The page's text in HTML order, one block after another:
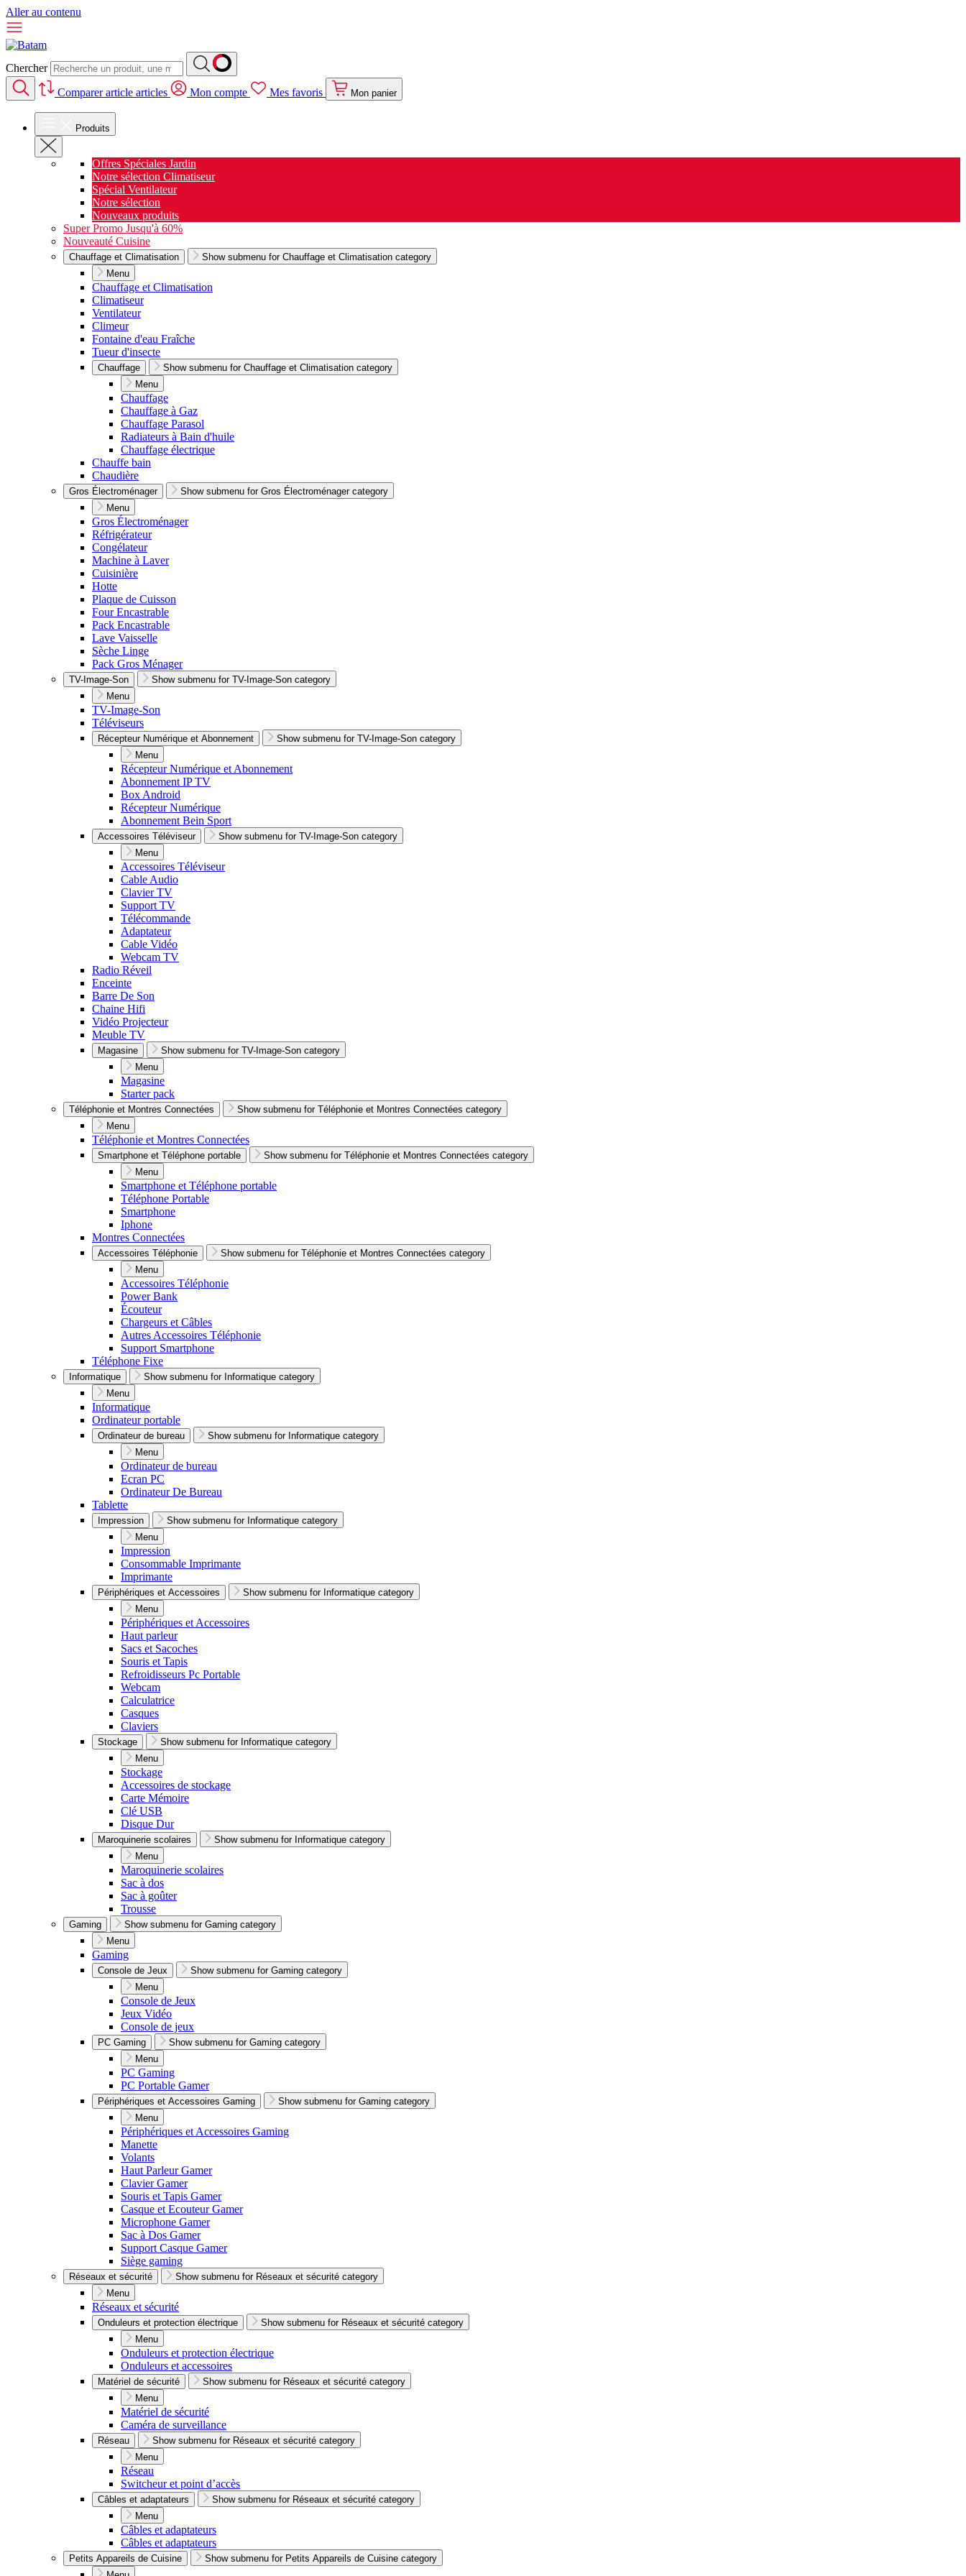
Aller au contenu
Chercher
Comparerarticle articles Mon compte Mes favoris Mon panier
Produits
Offres Spéciales Jardin
Notre sélection Climatiseur
Spécial Ventilateur
Notre sélection
Nouveaux produits
Super Promo Jusqu'à 60%
Nouveauté Cuisine
Chauffage et Climatisation
Show submenu for Chauffage et Climatisation category
Menu
Chauffage et Climatisation
Climatiseur
Ventilateur
Climeur
Fontaine d'eau Fraîche
Tueur d'insecte
Chauffage
Show submenu for Chauffage et Climatisation category
Menu
Chauffage
Chauffage à Gaz
Chauffage Parasol
Radiateurs à Bain d'huile
Chauffage électrique
Chauffe bain
Chaudière
Gros Électroménager
Show submenu for Gros Électroménager category
Menu
Gros Électroménager
Réfrigérateur
Congélateur
Machine à Laver
Cuisinière
Hotte
Plaque de Cuisson
Four Encastrable
Pack Encastrable
Lave Vaisselle
Sèche Linge
Pack Gros Ménager
TV-Image-Son
Show submenu for TV-Image-Son category
Menu
TV-Image-Son
Téléviseurs
Récepteur Numérique et Abonnement
Show submenu for TV-Image-Son category
Menu
Récepteur Numérique et Abonnement
Abonnement IP TV
Box Android
Récepteur Numérique
Abonnement Bein Sport
Accessoires Téléviseur
Show submenu for TV-Image-Son category
Menu
Accessoires Téléviseur
Cable Audio
Clavier TV
Support TV
Télécommande
Adaptateur
Cable Vidéo
Webcam TV
Radio Réveil
Enceinte
Barre De Son
Chaine Hifi
Vidéo Projecteur
Meuble TV
Magasine
Show submenu for TV-Image-Son category
Menu
Magasine
Starter pack
Téléphonie et Montres Connectées
Show submenu for Téléphonie et Montres Connectées category
Menu
Téléphonie et Montres Connectées
Smartphone et Téléphone portable
Show submenu for Téléphonie et Montres Connectées category
Menu
Smartphone et Téléphone portable
Téléphone Portable
Smartphone
Iphone
Montres Connectées
Accessoires Téléphonie
Show submenu for Téléphonie et Montres Connectées category
Menu
Accessoires Téléphonie
Power Bank
Écouteur
Chargeurs et Câbles
Autres Accessoires Téléphonie
Support Smartphone
Téléphone Fixe
Informatique
Show submenu for Informatique category
Menu
Informatique
Ordinateur portable
Ordinateur de bureau
Show submenu for Informatique category
Menu
Ordinateur de bureau
Ecran PC
Ordinateur De Bureau
Tablette
Impression
Show submenu for Informatique category
Menu
Impression
Consommable Imprimante
Imprimante
Périphériques et Accessoires
Show submenu for Informatique category
Menu
Périphériques et Accessoires
Haut parleur
Sacs et Sacoches
Souris et Tapis
Refroidisseurs Pc Portable
Webcam
Calculatrice
Casques
Claviers
Stockage
Show submenu for Informatique category
Menu
Stockage
Accessoires de stockage
Carte Mémoire
Clé USB
Disque Dur
Maroquinerie scolaires
Show submenu for Informatique category
Menu
Maroquinerie scolaires
Sac à dos
Sac à goûter
Trousse
Gaming
Show submenu for Gaming category
Menu
Gaming
Console de Jeux
Show submenu for Gaming category
Menu
Console de Jeux
Jeux Vidéo
Console de jeux
PC Gaming
Show submenu for Gaming category
Menu
PC Gaming
PC Portable Gamer
Périphériques et Accessoires Gaming
Show submenu for Gaming category
Menu
Périphériques et Accessoires Gaming
Manette
Volants
Haut Parleur Gamer
Clavier Gamer
Souris et Tapis Gamer
Casque et Ecouteur Gamer
Microphone Gamer
Sac à Dos Gamer
Support Casque Gamer
Siège gaming
Réseaux et sécurité
Show submenu for Réseaux et sécurité category
Menu
Réseaux et sécurité
Onduleurs et protection électrique
Show submenu for Réseaux et sécurité category
Menu
Onduleurs et protection électrique
Onduleurs et accessoires
Matériel de sécurité
Show submenu for Réseaux et sécurité category
Menu
Matériel de sécurité
Caméra de surveillance
Réseau
Show submenu for Réseaux et sécurité category
Menu
Réseau
Switcheur et point d’accès
Câbles et adaptateurs
Show submenu for Réseaux et sécurité category
Menu
Câbles et adaptateurs
Câbles et adaptateurs
Petits Appareils de Cuisine
Show submenu for Petits Appareils de Cuisine category